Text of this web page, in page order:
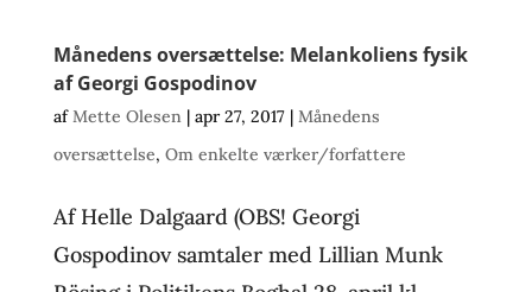
Månedens oversættelse: Melankoliens fysik
af Georgi Gospodinov
afMette Olesen| apr 27, 2017| Månedens
oversættelse, Om enkelte værker/forfattere
Af Helle Dalgaard (OBS! Georgi
Gospodinov samtaler med Lillian Munk